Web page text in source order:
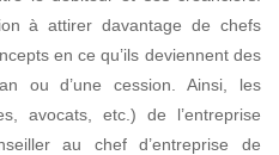
à attirer davantage de chefs
en ce qu’ils deviennent des
ou d’une cession. Ainsi, les
avocats, etc.) de l’entreprise
au chef d’entreprise de